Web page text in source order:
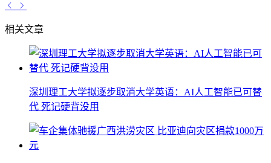
相关文章
深圳理工大学拟逐步取消大学英语：AI人工智能已可替
代 死记硬背没用